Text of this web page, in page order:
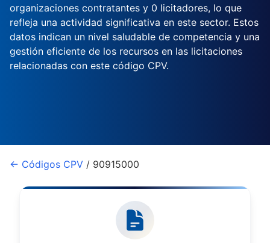
organizaciones contratantes y 0 licitadores, lo que
refleja una actividad significativa en este sector. Estos
datos indican un nivel saludable de competencia y una
gestión eficiente de los recursos en las licitaciones
relacionadas con este código CPV.
← Códigos CPV / 90915000